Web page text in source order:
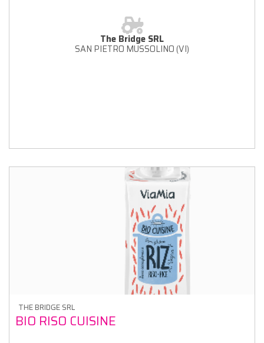
The Bridge SRL
SAN PIETRO MUSSOLINO (VI)
THE BRIDGE SRL
BIO RISO CUISINE